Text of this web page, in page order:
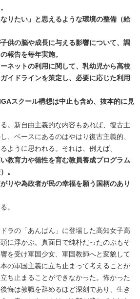
りたい」と思えるような環境の整備（給
供の脳や成長に与える影響について、調
報告を毎年実施。
ネットの利用に関して、乳幼児から高校
イドラインを策定し、必要に応じた利用
スクール構想は中止も含め、抜本的に見
。新自由主義的な内容もあれば、復古主
、ベースにあるのはやはり復古主義的、
ように思われる。それは、例えば、
教育力や徳性を育む教員養成プログラム
。
りや為政者が民の幸福を願う国柄のあり
。
ラの「あんぱん」に登場した高知女子高
に浮かぶ。真面目で純朴だったのぶもそ
を受け軍国少女、軍国教師へと変貌して
の軍国主義に立ち止まって考えることが
ち止まることができなかった。怖かった
悔は教職を辞めるほど深刻であり、生き